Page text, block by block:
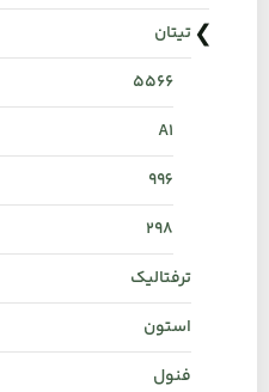
تیتان
۵۵۶۶
A1
996
298
ترفتالیک
استون
فنول